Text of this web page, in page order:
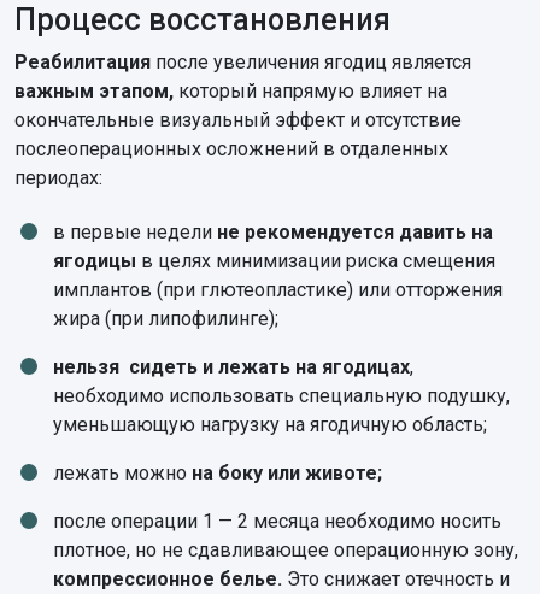
Процесс восстановления
Реабилитация после увеличения ягодиц является
важным этапом, который напрямую влияет на
окончательные визуальный эффект и отсутствие
послеоперационных осложнений в отдаленных
периодах:
в первые недели не рекомендуется давить на
ягодицы в целях минимизации риска смещения
имплантов (при глютеопластике) или отторжения
жира (при липофилинге);
нельзя сидеть и лежать на ягодицах,
необходимо использовать специальную подушку,
уменьшающую нагрузку на ягодичную область;
лежать можно на боку или животе;
после операции 1 — 2 месяца необходимо носить
плотное, но не сдавливающее операционную зону,
компрессионное белье. Это снижает отечность и